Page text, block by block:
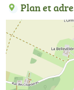
Plan et